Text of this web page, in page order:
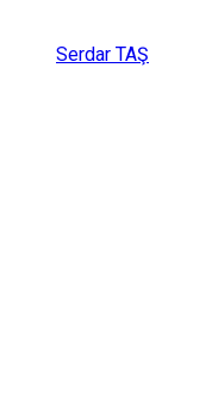
Serdar TAŞ